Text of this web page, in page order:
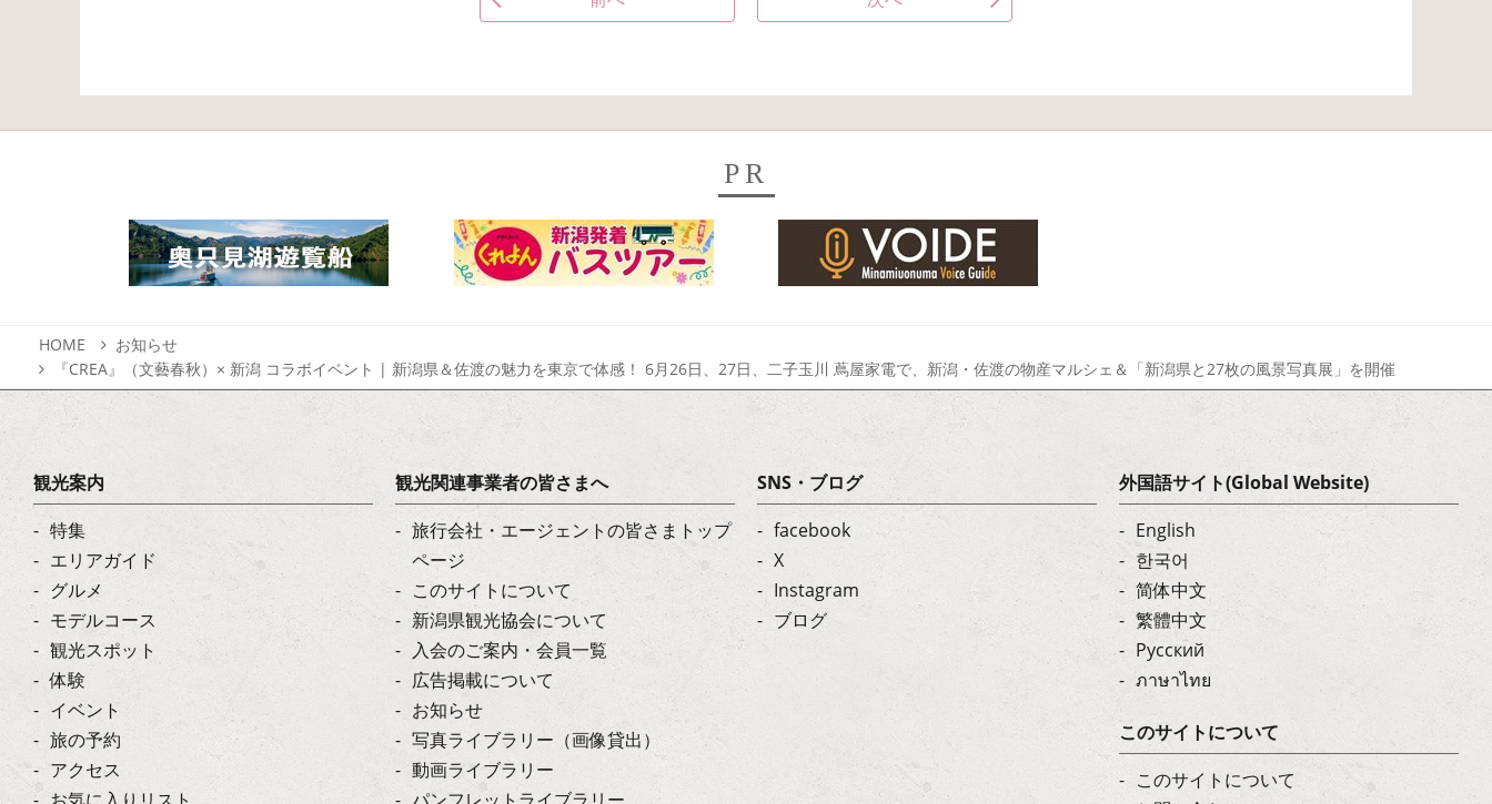
PR
HOME
お知らせ
『CREA』（文藝春秋）× 新潟 コラボイベント | 新潟県＆佐渡の魅力を東京で体感！ 6月26日、27日、二子玉川 蔦屋家電で、新潟・佐渡の物産マルシェ＆「新潟県と27枚の風景写真展」を開催
観光案内
特集
エリアガイド
グルメ
モデルコース
観光スポット
体験
イベント
旅の予約
アクセス
観光関連事業者の皆さまへ
旅行会社・エージェントの皆さまトップ
ページ
このサイトについて
新潟県観光協会について
入会のご案内・会員一覧
広告掲載について
お知らせ
写真ライブラリー（画像貸出）
動画ライブラリー
SNS・ブログ
facebook
X
Instagram
ブログ
外国語サイト(Global Website)
English
한국어
简体中文
繁體中文
Русский
ภาษาไทย
このサイトについて
このサイトについて